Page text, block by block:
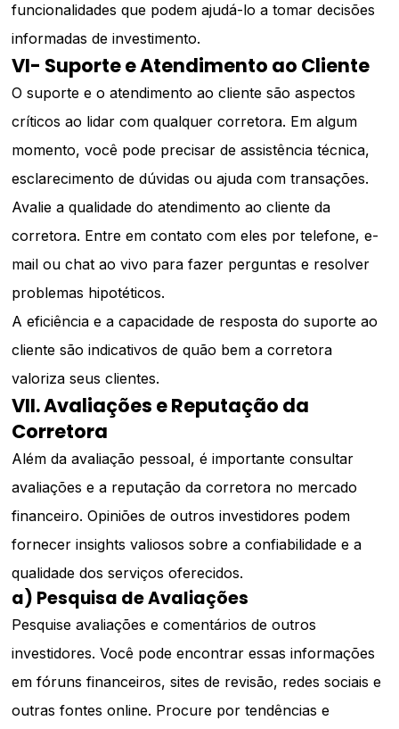
funcionalidades que podem ajudá-lo a tomar decisões
informadas de investimento.
VI- Suporte e Atendimento ao Cliente
O suporte e o atendimento ao cliente são aspectos
críticos ao lidar com qualquer corretora. Em algum
momento, você pode precisar de assistência técnica,
esclarecimento de dúvidas ou ajuda com transações.
Avalie a qualidade do atendimento ao cliente da
corretora. Entre em contato com eles por telefone, e-
mail ou chat ao vivo para fazer perguntas e resolver
problemas hipotéticos.
A eficiência e a capacidade de resposta do suporte ao
cliente são indicativos de quão bem a corretora
valoriza seus clientes.
VII. Avaliações e Reputação da
Corretora
Além da avaliação pessoal, é importante consultar
avaliações e a reputação da corretora no mercado
financeiro. Opiniões de outros investidores podem
fornecer insights valiosos sobre a confiabilidade e a
qualidade dos serviços oferecidos.
a) Pesquisa de Avaliações
Pesquise avaliações e comentários de outros
investidores. Você pode encontrar essas informações
em fóruns financeiros, sites de revisão, redes sociais e
outras fontes online. Procure por tendências e